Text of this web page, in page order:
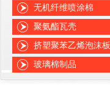
无机纤维喷涂棉
聚氨酯瓦壳
挤塑聚苯乙烯泡沫板
玻璃棉制品